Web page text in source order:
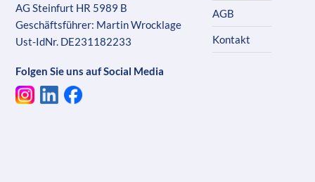
AG Steinfurt HR 5989 B
Geschäftsführer: Martin Wrocklage
Ust-IdNr. DE231182233
Folgen Sie uns auf Social Media
AGB
Kontakt